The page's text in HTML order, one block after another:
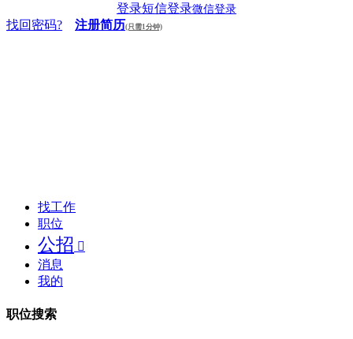
登录短信登录微信登录
找回密码? 注册简历(只需1分钟)
找工作
职位
公招 
消息
我的
职位搜索